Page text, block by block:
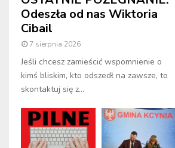
Odeszła od nas Wiktoria
Cibail
7 sierpnia 2026
Jeśli chcesz zamieścić wspomnienie o
kimś bliskim, kto odszedł na zawsze, to
skontaktuj się z...